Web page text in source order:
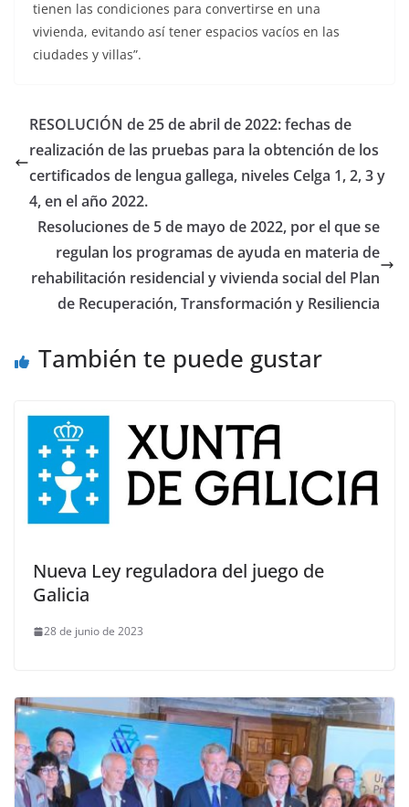
tienen las condiciones para convertirse en una
vivienda, evitando así tener espacios vacíos en las
ciudades y villas”.
RESOLUCIÓN de 25 de abril de 2022: fechas de
realización de las pruebas para la obtención de los
certificados de lengua gallega, niveles Celga 1, 2, 3 y
4, en el año 2022.
Resoluciones de 5 de mayo de 2022, por el que se
regulan los programas de ayuda en materia de
rehabilitación residencial y vivienda social del Plan
de Recuperación, Transformación y Resiliencia
También te puede gustar
Nueva Ley reguladora del juego de
Galicia
28 de junio de 2023